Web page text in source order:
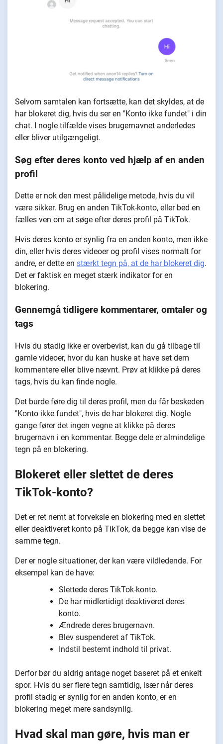
Selvom samtalen kan fortsætte, kan det skyldes, at de
har blokeret dig, hvis du ser en "Konto ikke fundet" i din
chat. I nogle tilfælde vises brugernavnet anderledes
eller bliver utilgængeligt.
Søg efter deres konto ved hjælp af en anden
profil
Dette er nok den mest pålidelige metode, hvis du vil
være sikker. Brug en anden TikTok-konto, eller bed en
fælles ven om at søge efter deres profil på TikTok.
Hvis deres konto er synlig fra en anden konto, men ikke
din, eller hvis deres videoer og profil vises normalt for
andre, er dette en stærkt tegn på, at de har blokeret dig.
Det er faktisk en meget stærk indikator for en
blokering.
Gennemgå tidligere kommentarer, omtaler og
tags
Hvis du stadig ikke er overbevist, kan du gå tilbage til
gamle videoer, hvor du kan huske at have set dem
kommentere eller blive nævnt. Prøv at klikke på deres
tags, hvis du kan finde nogle.
Det burde føre dig til deres profil, men du får beskeden
"Konto ikke fundet", hvis de har blokeret dig. Nogle
gange fører det ingen vegne at klikke på deres
brugernavn i en kommentar. Begge dele er almindelige
tegn på en blokering.
Blokeret eller slettet de deres
TikTok-konto?
Det er ret nemt at forveksle en blokering med en slettet
eller deaktiveret konto på TikTok, da begge kan vise de
samme tegn.
Der er nogle situationer, der kan være vildledende. For
eksempel kan de have:
Slettede deres TikTok-konto.
De har midlertidigt deaktiveret deres
konto.
Ændrede deres brugernavn.
Blev suspenderet af TikTok.
Indstil bestemt indhold til privat.
Derfor bør du aldrig antage noget baseret på et enkelt
spor. Hvis du ser flere tegn samtidig, især når deres
profil stadig er synlig for en anden konto, er en
blokering meget mere sandsynlig.
Hvad skal man gøre, hvis man er